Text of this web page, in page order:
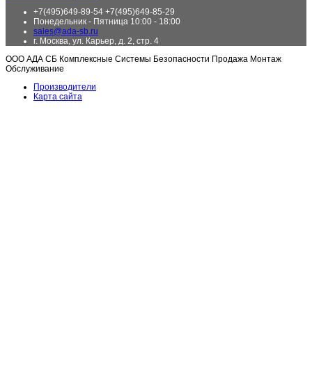
+7(495)649-89-54 +7(495)649-85-29
Понедельник - Пятница 10:00 - 18:00
sales@ada-sb.ru
г. Москва, ул. Карьер, д. 2, стр. 4
ООО АДА СБ Комплексные Системы Безопасности Продажа Монтаж
Обслуживание
Производители
Карта сайта